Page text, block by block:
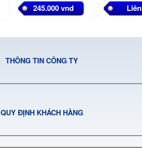
245.000 vnd
THÔNG TIN CÔNG TY
QUY ĐỊNH KHÁCH HÀNG